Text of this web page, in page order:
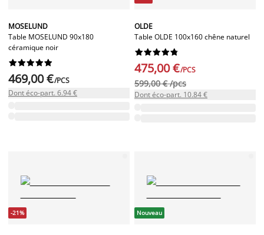
MOSELUND
Table MOSELUND 90x180
céramique noir






469,00 €/PCS
Dont éco-part. 6.94 €
OLDE
Table OLDE 100x160 chêne naturel






475,00 €/PCS
599,00 € /pcs
Dont éco-part. 10.84 €
-21% Nouveau